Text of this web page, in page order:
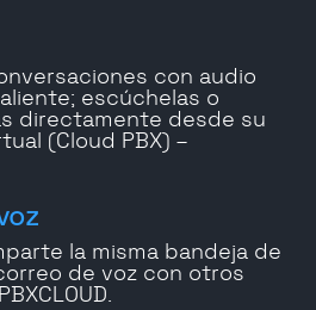
con audio
escúchelas o
directamente desde su
(Cloud PBX) –
la misma bandeja de
de voz con otros